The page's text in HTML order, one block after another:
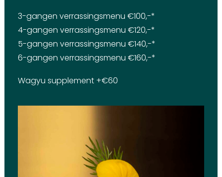
3-gangen verrassingsmenu €100,-*
4-gangen verrassingsmenu €120,-*
5-gangen verrassingsmenu €140,-*
6-gangen verrassingsmenu €160,-*
Wagyu supplement +€60